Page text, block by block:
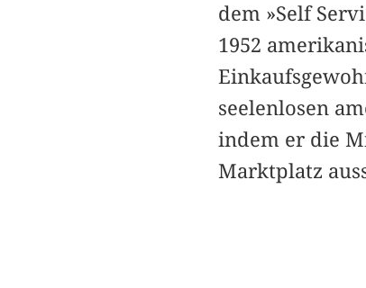
dem »Self
1952
seelenlosen
indem er die
Marktplatz